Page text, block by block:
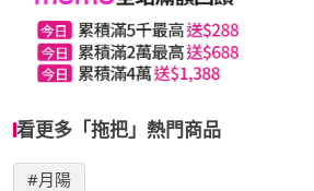
看更多「拖把」熱門商品
#月陽